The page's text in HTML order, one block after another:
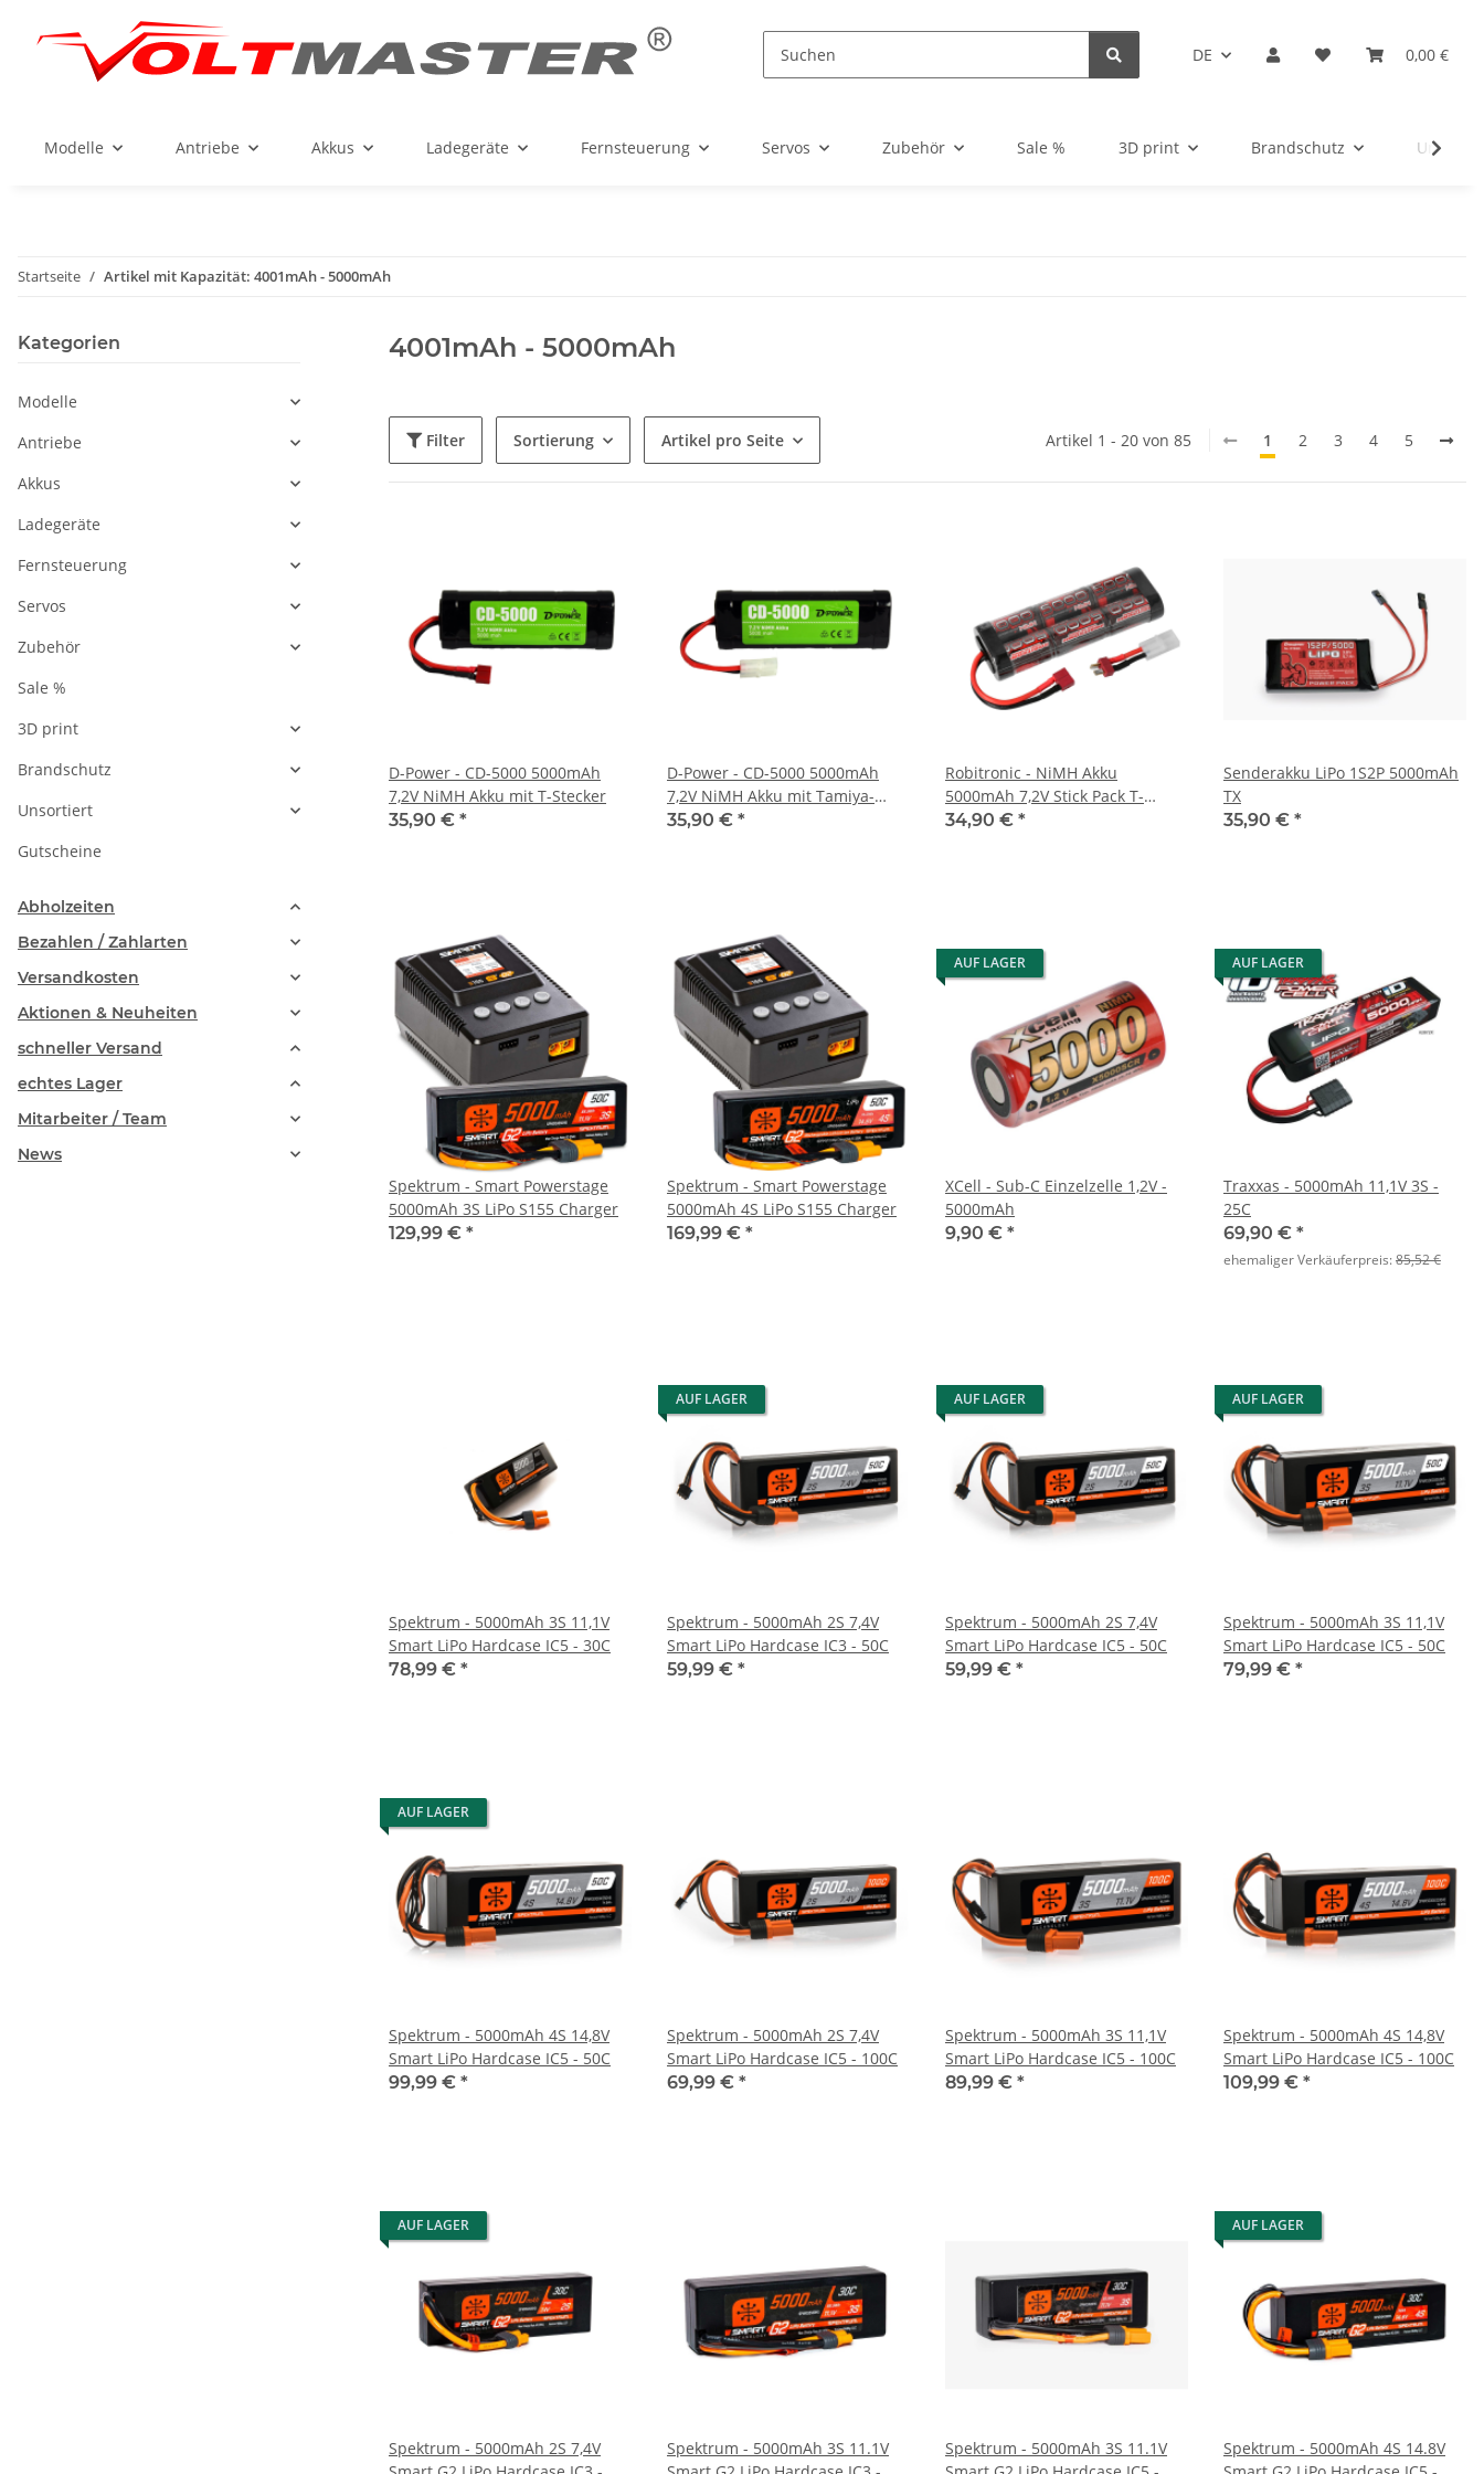
DE 0,00 €
Modelle Antriebe Akkus Ladegeräte Fernsteuerung Servos Zubehör Sale % 3D print Brandschutz
Startseite Artikel mit Kapazität: 4001mAh - 5000mAh
4001mAh - 5000mAh
Filter Sortierung Artikel pro Seite Artikel 1 - 20 von 85 1 2 3 4 5
D-Power - CD-5000 5000mAh
7,2V NiMH Akku mit T-Stecker
35,90 € *
D-Power - CD-5000 5000mAh
7,2V NiMH Akku mit Tamiya-
Stecker
35,90 € *
Robitronic - NiMH Akku
5000mAh 7,2V Stick Pack T-
Stecker & Tamiya
34,90 € *
Senderakku LiPo 1S2P 5000mAh
TX
35,90 € *
Spektrum - Smart Powerstage
5000mAh 3S LiPo S155 Charger
129,99 € *
Spektrum - Smart Powerstage
5000mAh 4S LiPo S155 Charger
169,99 € *
AUF LAGER
XCell - Sub-C Einzelzelle 1,2V -
5000mAh
9,90 € *
AUF LAGER
Traxxas - 5000mAh 11,1V 3S -
25C
69,90 € *
ehemaliger Verkäuferpreis:85,52 €
Spektrum - 5000mAh 3S 11,1V
Smart LiPo Hardcase IC5 - 30C
78,99 € *
AUF LAGER
Spektrum - 5000mAh 2S 7,4V
Smart LiPo Hardcase IC3 - 50C
59,99 € *
AUF LAGER
Spektrum - 5000mAh 2S 7,4V
Smart LiPo Hardcase IC5 - 50C
59,99 € *
AUF LAGER
Spektrum - 5000mAh 3S 11,1V
Smart LiPo Hardcase IC5 - 50C
79,99 € *
AUF LAGER
Spektrum - 5000mAh 4S 14,8V
Smart LiPo Hardcase IC5 - 50C
99,99 € *
Spektrum - 5000mAh 2S 7,4V
Smart LiPo Hardcase IC5 - 100C
69,99 € *
Spektrum - 5000mAh 3S 11,1V
Smart LiPo Hardcase IC5 - 100C
89,99 € *
Spektrum - 5000mAh 4S 14,8V
Smart LiPo Hardcase IC5 - 100C
109,99 € *
AUF LAGER
Spektrum - 5000mAh 2S 7,4V
Spektrum - 5000mAh 3S 11.1V
Spektrum - 5000mAh 3S 11.1V
AUF LAGER
Spektrum - 5000mAh 4S 14.8V
Kategorien
Modelle
Antriebe
Akkus
Ladegeräte
Fernsteuerung
Servos
Zubehör
Sale %
3D print
Brandschutz
Unsortiert
Gutscheine
Abholzeiten
Bezahlen / Zahlarten
Versandkosten
Aktionen & Neuheiten
schneller Versand
echtes Lager
Mitarbeiter / Team
News